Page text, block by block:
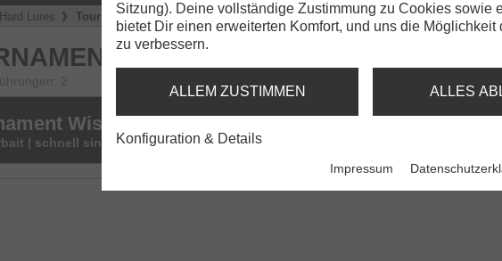
Hard Lures Tournament Wise Minnow | 50FS
WISE MINNOW
2
Wise Minnow | 50FS
| schnell sinkend
Tournament Wise
Sitzung). Deine vollständige Zustimmung zu Cookies sowie
bietet Dir einen erweiterten Komfort, und uns die Möglichkeit
zu verbessern.
ALLEM ZUSTIMMEN ALLES
Konfiguration & Details
Impressum